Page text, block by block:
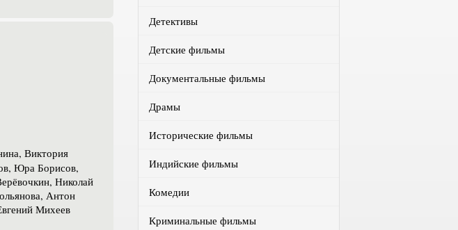
Виктория
Юра Борисов,
Николай
Антон
Михеев
Детективы
Детские фильмы
Документальные фильмы
Драмы
Исторические фильмы
Индийские фильмы
Комедии
Криминальные фильмы